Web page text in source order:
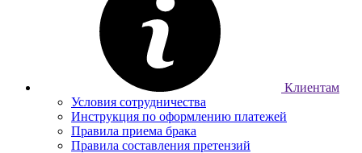
Клиентам
Условия сотрудничества
Инструкция по оформлению платежей
Правила приема брака
Правила составления претензий